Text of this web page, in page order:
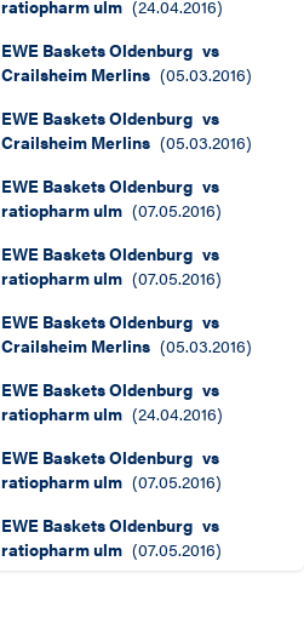
ratiopharm ulm (24.04.2016)
EWE Baskets Oldenburg vs
Crailsheim Merlins (05.03.2016)
EWE Baskets Oldenburg vs
Crailsheim Merlins (05.03.2016)
EWE Baskets Oldenburg vs
ratiopharm ulm (07.05.2016)
EWE Baskets Oldenburg vs
ratiopharm ulm (07.05.2016)
EWE Baskets Oldenburg vs
Crailsheim Merlins (05.03.2016)
EWE Baskets Oldenburg vs
ratiopharm ulm (24.04.2016)
EWE Baskets Oldenburg vs
ratiopharm ulm (07.05.2016)
EWE Baskets Oldenburg vs
ratiopharm ulm (07.05.2016)